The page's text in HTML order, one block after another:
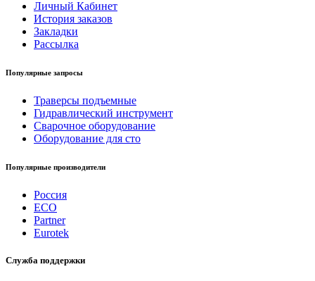
Личный Кабинет
История заказов
Закладки
Рассылка
Популярные запросы
Траверсы подъемные
Гидравлический инструмент
Сварочное оборудование
Оборудование для сто
Популярные производители
Россия
ECO
Partner
Eurotek
Служба поддержки